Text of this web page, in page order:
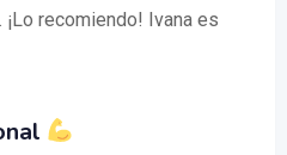
recomiendo! Ivana es